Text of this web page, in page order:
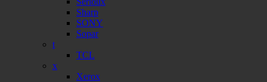
Sharp
SONY
Sopar
t
TCL
x
Xerox